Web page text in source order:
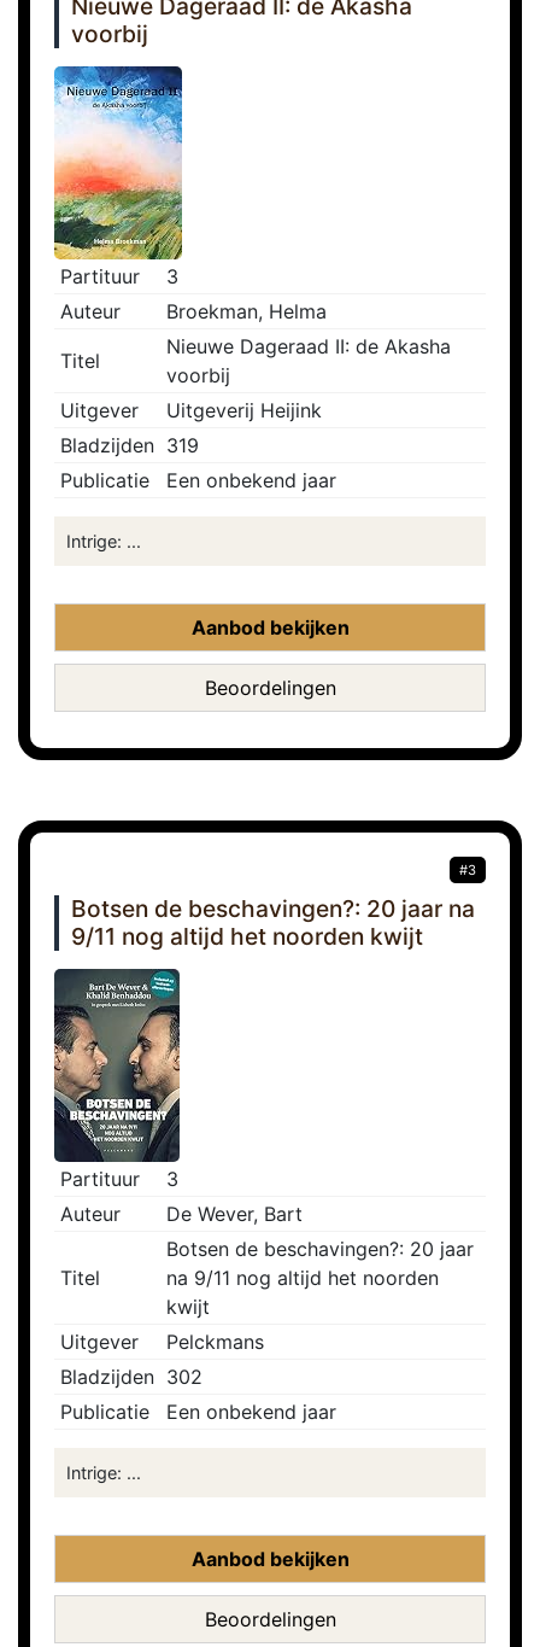
Nieuwe Dageraad II: de Akasha
voorbij
Partituur
3
Auteur
Broekman, Helma
Titel
Nieuwe Dageraad II: de Akasha
voorbij
Uitgever
Uitgeverij Heijink
Bladzijden 319
Publicatie
Een onbekend jaar
Intrige: ...
Aanbod bekijken
Beoordelingen
#3
Botsen de beschavingen?: 20 jaar na
9/11 nog altijd het noorden kwijt
Partituur
3
Auteur
De Wever, Bart
Titel
Botsen de beschavingen?: 20 jaar
na 9/11 nog altijd het noorden
kwijt
Uitgever
Pelckmans
Bladzijden 302
Publicatie
Een onbekend jaar
Intrige: ...
Aanbod bekijken
Beoordelingen